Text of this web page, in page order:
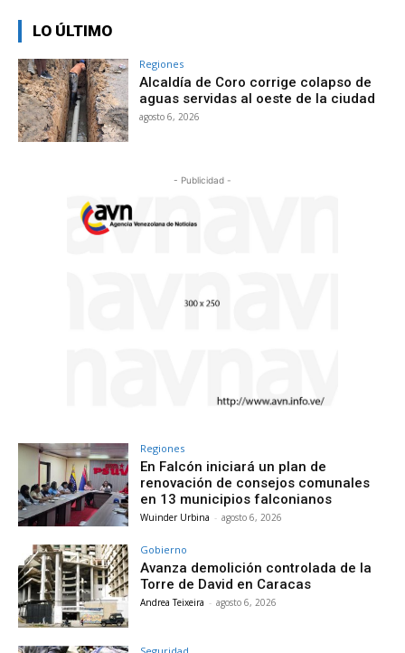
LO ÚLTIMO
Regiones
Alcaldía de Coro corrige colapso de
aguas servidas al oeste de la ciudad
agosto 6, 2026
- Publicidad -
Regiones
En Falcón iniciará un plan de
renovación de consejos comunales
en 13 municipios falconianos
Wuinder Urbina - agosto 6, 2026
Gobierno
Avanza demolición controlada de la
Torre de David en Caracas
Andrea Teixeira - agosto 6, 2026